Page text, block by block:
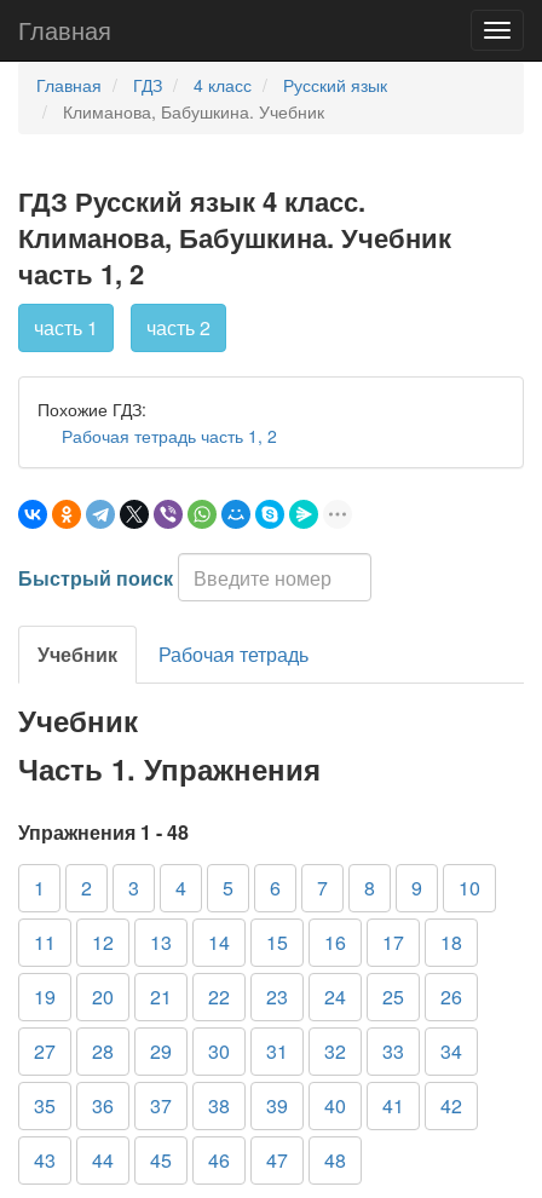
Главная
Главная ГДЗ 4 класс
Русский язык
Климанова, Бабушкина. Учебник
ГДЗ Русский язык 4 класс.
Климанова, Бабушкина. Учебник
часть 1, 2
часть 1 часть 2
Похожие ГДЗ:
Рабочая тетрадь часть 1, 2
Быстрый поиск
Учебник Рабочая тетрадь
Учебник
Часть 1. Упражнения
Упражнения 1 - 48
1
2 3 4 5 6 7 8 9
10
11
12 13 14 15 16 17
18
19
20 21 22 23 24 25
26
27
28 29 30 31 32 33
34
35
36 37 38 39 40 41
42
43
44 45 46 47 48